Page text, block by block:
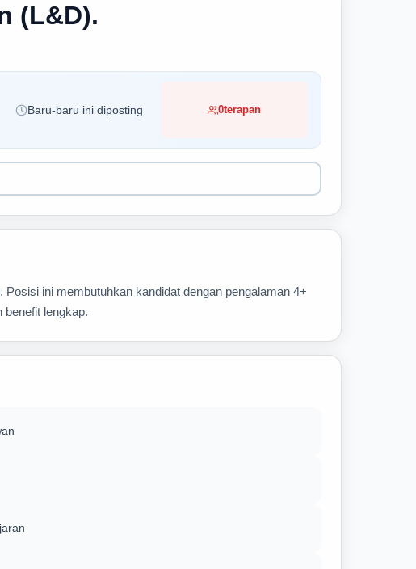
(L&D).
Baru-baru ini diposting 0terapan
ini membutuhkan kandidat dengan pengalaman 4+
lengkap.